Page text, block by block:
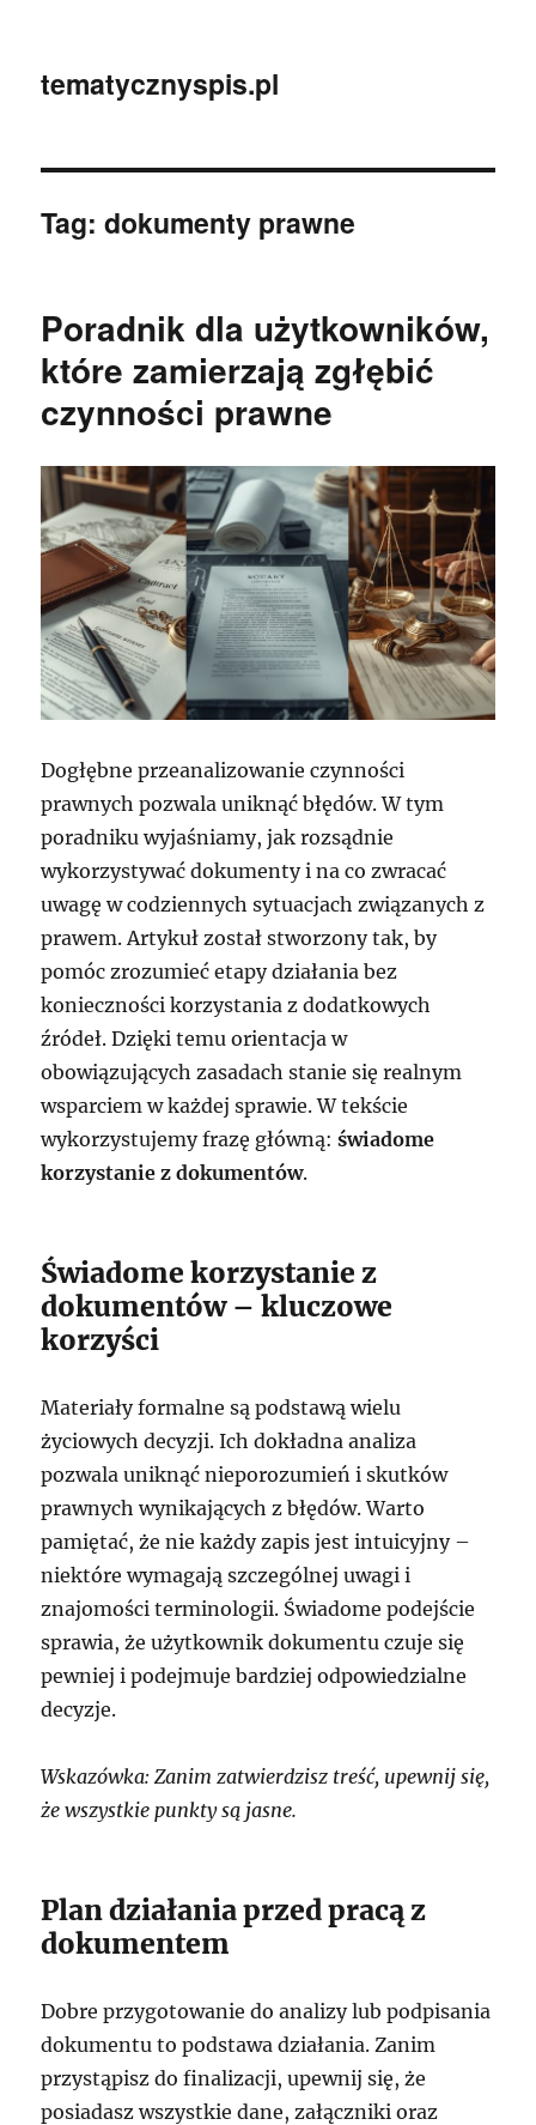
tematycznyspis.pl
Tag:dokumenty prawne
Poradnik dla użytkowników,
które zamierzają zgłębić
czynności prawne
Dogłębne przeanalizowanie czynności
prawnych pozwala uniknąć błędów. W tym
poradniku wyjaśniamy, jak rozsądnie
wykorzystywać dokumenty i na co zwracać
uwagę w codziennych sytuacjach związanych z
prawem. Artykuł został stworzony tak, by
pomóc zrozumieć etapy działania bez
konieczności korzystania z dodatkowych
źródeł. Dzięki temu orientacja w
obowiązujących zasadach stanie się realnym
wsparciem w każdej sprawie. W tekście
wykorzystujemy frazę główną:świadome
korzystanie z dokumentów.
Świadome korzystanie z
dokumentów – kluczowe
korzyści
Materiały formalne są podstawą wielu
życiowych decyzji. Ich dokładna analiza
pozwala uniknąć nieporozumień i skutków
prawnych wynikających z błędów. Warto
pamiętać, że nie każdy zapis jest intuicyjny –
niektóre wymagają szczególnej uwagi i
znajomości terminologii. Świadome podejście
sprawia, że użytkownik dokumentu czuje się
pewniej i podejmuje bardziej odpowiedzialne
decyzje.
Wskazówka: Zanim zatwierdzisz treść, upewnij się,
że wszystkie punkty są jasne.
Plan działania przed pracą z
dokumentem
Dobre przygotowanie do analizy lub podpisania
dokumentu to podstawa działania. Zanim
przystąpisz do finalizacji, upewnij się, że
posiadasz wszystkie dane, załączniki oraz